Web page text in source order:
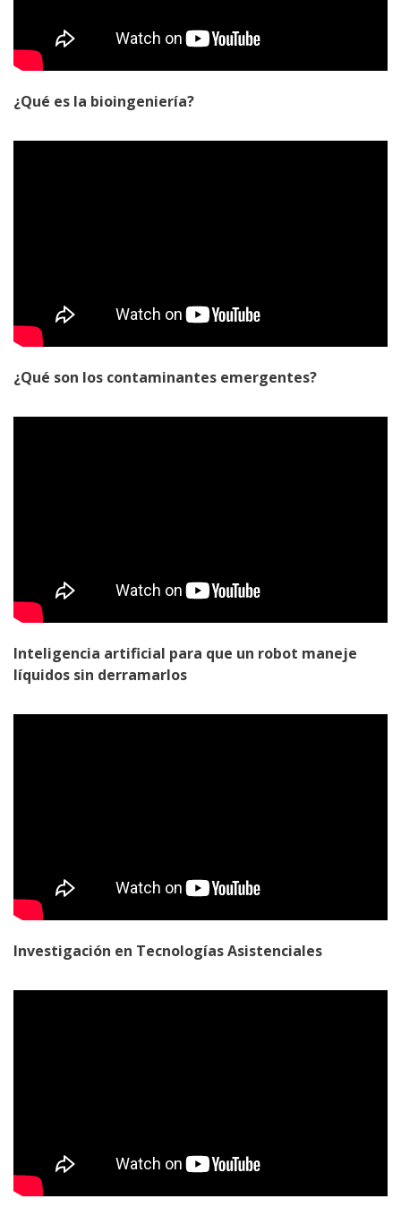
¿Qué es la bioingeniería?
¿Qué son los contaminantes emergentes?
Inteligencia artificial para que un robot maneje
líquidos sin derramarlos
Investigación en Tecnologías Asistenciales